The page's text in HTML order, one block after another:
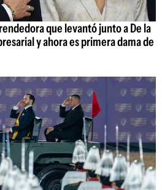
que levantó junto a De la
y ahora es primera dama de